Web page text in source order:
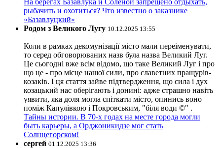
рыбачить и охотиться? Что известно о заказнике
«Базавлуцкий»
Родом з Великого Лугу 10.12.2025 13:55
Коли в рамках декомунізації місто мали переіменувати,
то серед обговорюваних назв була назва Великий Луг.
Це сьогодні вже всім відомо, що таке Великий Луг і про
що це - про місце нашої сили, про славетних пращурів-
козаків. І ця стаття зайве підтвердження, що сила і дух
козацький нас оберігають і донині: адже страшно навіть
уявити, яка доля могла спіткати місто, опинись воно
поміж Капулівкою і Покровським, "біля води ©" .
Тайны истории. В 70-х годах на месте города могли
быть карьеры, а Орджоникидзе мог стать
Солнцегорском!
сергей 01.12.2025 13:36